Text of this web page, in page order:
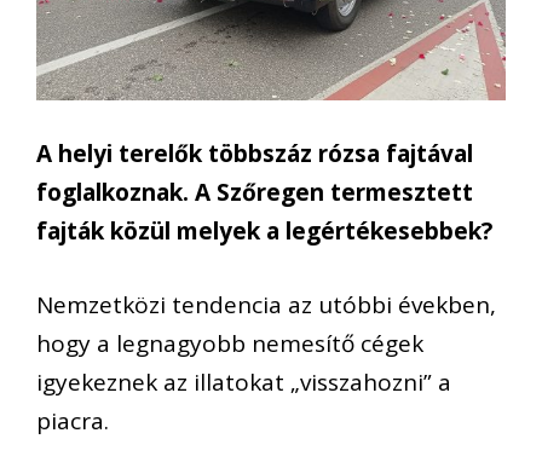
A helyi terelők többszáz rózsa fajtával
foglalkoznak. A Szőregen termesztett
fajták közül melyek a legértékesebbek?
Nemzetközi tendencia az utóbbi években,
hogy a legnagyobb nemesítő cégek
igyekeznek az illatokat „visszahozni” a
piacra.